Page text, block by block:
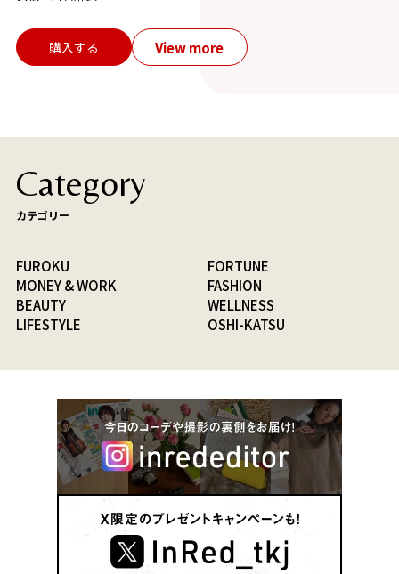
購入する View more
Category
カテゴリー
FUROKU
FORTUNE
MONEY & WORK
FASHION
BEAUTY
WELLNESS
LIFESTYLE
OSHI-KATSU